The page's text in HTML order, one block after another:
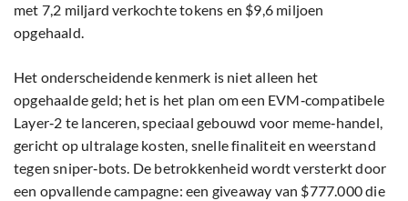
met 7,2 miljard verkochte tokens en $9,6 miljoen
opgehaald.
Het onderscheidende kenmerk is niet alleen het
opgehaalde geld; het is het plan om een EVM‑compatibele
Layer‑2 te lanceren, speciaal gebouwd voor meme‑handel,
gericht op ultralage kosten, snelle finaliteit en weerstand
tegen sniper‑bots. De betrokkenheid wordt versterkt door
een opvallende campagne: een giveaway van $777.000 die